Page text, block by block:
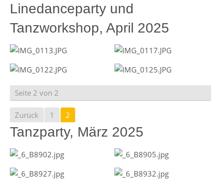
Linedanceparty und
Tanzworkshop, April 2025
Seite 2 von 2
Zurück 1 2
Tanzparty, März 2025